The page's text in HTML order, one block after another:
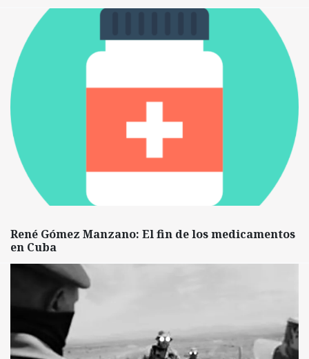
René Gómez Manzano: El fin de los medicamentos
en Cuba